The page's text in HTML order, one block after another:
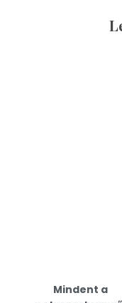
Mindent a